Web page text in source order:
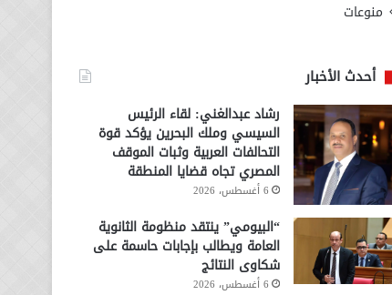
منوعات
أحدث الأخبار
رشاد عبدالغني: لقاء الرئيس
السيسي وملك البحرين يؤكد قوة
التحالفات العربية وثبات الموقف
المصري تجاه قضايا المنطقة
6 أغسطس، 2026
“البيومي” ينتقد منظومة الثانوية
العامة ويطالب بإجابات حاسمة على
شكاوى النتائج
6 أغسطس، 2026